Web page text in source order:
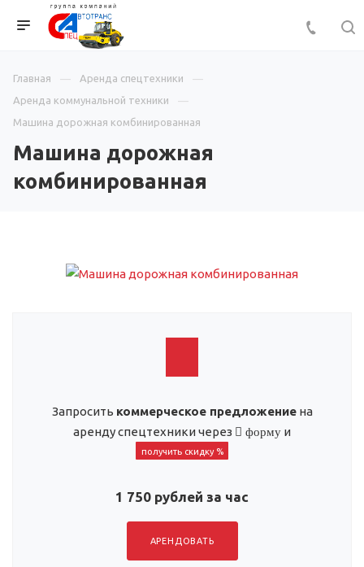
Главная
Аренда спецтехники
Аренда коммунальной техники
Машина дорожная комбинированная
Машина дорожная
комбинированная
Запросить коммерческое предложениена
аренду спецтехники через
форму и
получить скидку %
1 750 рублей за час
АРЕНДОВАТЬ